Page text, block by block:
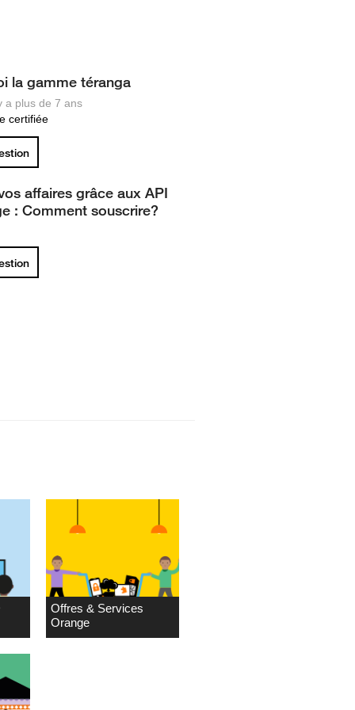
la gamme téranga
a plus de 7 ans
certifiée
affaires grâce aux API
: Comment souscrire?
Offres & Services
Orange